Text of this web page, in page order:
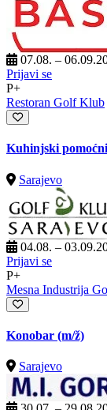
07.08. –
Prijavi se
P+
Restoran Golf Klub
Kuhinjski
Sarajevo
04.08. –
Prijavi se
P+
Mesna Industrija
Konobar (m/ž)
Sarajevo